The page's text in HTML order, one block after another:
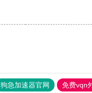
狗急加速器官网 免费vqn